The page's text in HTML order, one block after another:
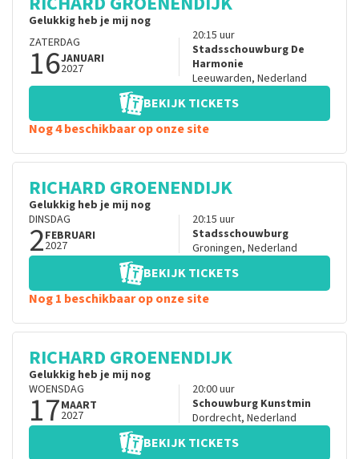
Gelukkig heb je mij nog
ZATERDAG
16JANUARI
2027
20:15 uur
Stadsschouwburg De
Harmonie
Leeuwarden, Nederland
BEKIJK TICKETS
Nog 4 beschikbaar op onze site
RICHARD GROENENDIJK
Gelukkig heb je mij nog
DINSDAG
2FEBRUARI
2027
20:15 uur
Stadsschouwburg
Groningen, Nederland
BEKIJK TICKETS
Nog 1 beschikbaar op onze site
RICHARD GROENENDIJK
Gelukkig heb je mij nog
WOENSDAG
17MAART
2027
20:00uur
Schouwburg Kunstmin
Dordrecht, Nederland
BEKIJK TICKETS